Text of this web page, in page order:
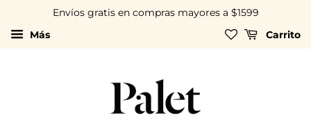
Envíos gratis en compras mayores a $1599
Más
Carrito